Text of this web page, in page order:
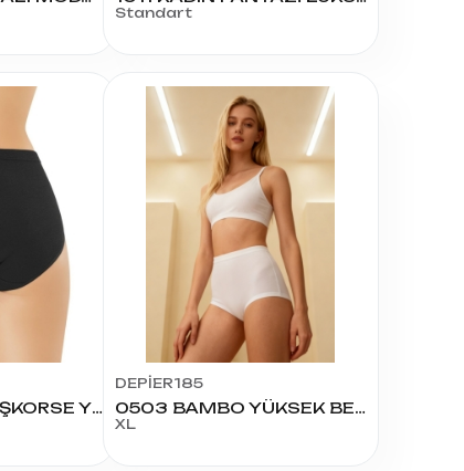
Standart
5118 MODAL KAŞKORSE YÜKSEL BEL BATO 3XL
DEPİER185
0503 BAMBO YÜKSEK BEL XL
XL